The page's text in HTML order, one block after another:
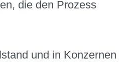
die den Prozess
und in Konzernen